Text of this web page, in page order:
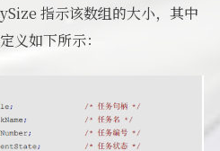
指示该数组的大小，其中
义如下所示：